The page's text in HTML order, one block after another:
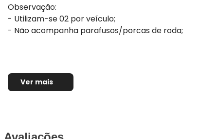
Observação:
- Utilizam-se 02 por veículo;
- Não acompanha parafusos/porcas de roda;
Ver mais